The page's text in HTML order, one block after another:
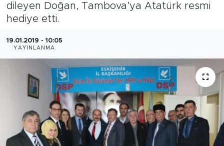
dileyen Doğan, Tambova’ya Atatürk resmi
hediye etti.
19.01.2019 - 10:05
YAYINLANMA
Sanat
Bölge
Magazin
Dünya
Sektör